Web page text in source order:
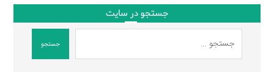
جستجو در سایت
جستجو